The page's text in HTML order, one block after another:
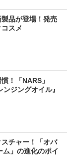
品が登場！発売
スメ
！「NARS」
ジングオイル』
チャー！「オバ
ム」の進化のポイ